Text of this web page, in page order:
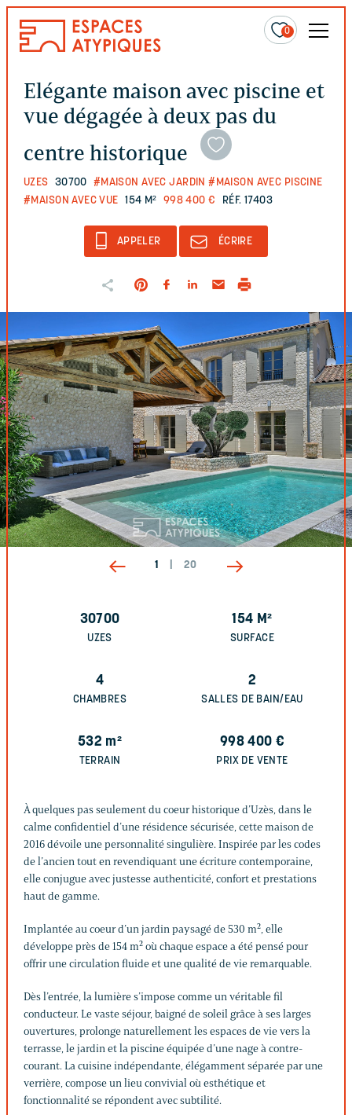
0
Elégante maison avec piscine et
vue dégagée à deux pas du
centre historique
UZES 30700 #MAISON AVEC JARDIN #MAISON AVEC PISCINE
#MAISON AVEC VUE
154 M² 998 400 € RÉF. 17403
APPELER ÉCRIRE
1 20
30700
UZES
154 M²
SURFACE
4
CHAMBRES
2
SALLES DE BAIN/EAU
532 m²
TERRAIN
998 400 €
PRIX DE VENTE
À quelques pas seulement du coeur historique d’Uzès, dans le
calme confidentiel d’une résidence sécurisée, cette maison de
2016 dévoile une personnalité singulière. Inspirée par les codes
de l’ancien tout en revendiquant une écriture contemporaine,
elle conjugue avec justesse authenticité, confort et prestations
haut de gamme.
Implantée au coeur d’un jardin paysagé de 530 m², elle
développe près de 154 m² où chaque espace a été pensé pour
offrir une circulation fluide et une qualité de vie remarquable.
Dès l’entrée, la lumière s’impose comme un véritable fil
conducteur. Le vaste séjour, baigné de soleil grâce à ses larges
ouvertures, prolonge naturellement les espaces de vie vers la
terrasse, le jardin et la piscine équipée d’une nage à contre-
courant. La cuisine indépendante, élégamment séparée par une
verrière, compose un lieu convivial où esthétique et
fonctionnalité se répondent avec subtilité.